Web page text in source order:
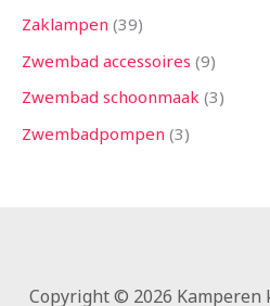
Zaklampen 39
Zwembad accessoires 9
Zwembad schoonmaak 3
Zwembadpompen 3
Copyright © 2026 Kamperen